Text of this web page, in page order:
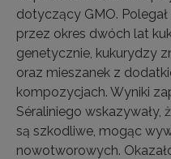
dotyczący GMO.
przez okres dwóch lat
genetycznie, kukurydzy
oraz mieszanek z
kompozycjach. Wyniki
Séraliniego wskazywały,
są szkodliwe, mogąc
nowotworowych.